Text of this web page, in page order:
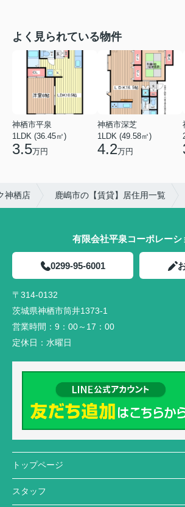
よく見られている物件
神栖市平泉
1LDK (36.45㎡)
3.5万円
神栖市深芝
1LDK (49.58㎡)
4.2万円
神栖店 鹿嶋市の【賃貸】居住用一覧
有限会社平泉コーポレーシ
0299-95-6001
〒314-0132
茨城県神栖市筒井1373-1
営業時間： 9：00～17：00
定休日： 水曜日
トップページ
スタッフ